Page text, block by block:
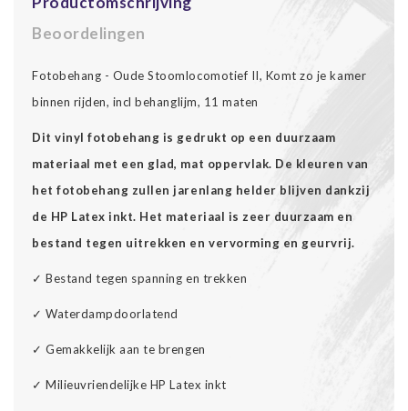
Beoordelingen
Fotobehang - Oude Stoomlocomotief II, Komt zo je kamer
binnen rijden, incl behanglijm, 11 maten
Dit vinyl fotobehang is gedrukt op een duurzaam
materiaal met een glad, mat oppervlak. De kleuren van
het fotobehang zullen jarenlang helder blijven dankzij
de HP Latex inkt. Het materiaal is zeer duurzaam en
bestand tegen uitrekken en vervorming en geurvrij.
✓ Bestand tegen spanning en trekken
✓ Waterdampdoorlatend
✓ Gemakkelijk aan te brengen
✓ Milieuvriendelijke HP Latex inkt